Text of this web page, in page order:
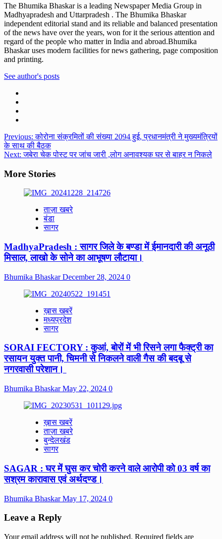
The Bhumika Bhaskar is a leading Newspaper Media Group in
Madhyapradesh and Uttarpradesh . The Bhumika Bhaskar
independent editorial stand and its reliable and balanced presentation
of the news have over the years, won for it the serious attention and
regard of the people who matter in India and abroad.Bhumika
Bhaskar uses modern facilities for news gathering, page composition
and printing.
See author's posts
Post
navigation
Previous:कोरोना संक्रमितों की संख्या 2094 हुई, प्रधानमंत्री ने मुख्यमंत्रियों
के साथ की बैठक
Next:जबेरा चेक पोस्ट पर जांच जारी ,लोग अनावश्यक घर से बाहर न निकले
More Stories
ताज़ा खबरे
बंडा
सागर
MadhyaPradesh : सागर जिले के बण्डा में ईमानदारी की अनूठी
मिसाल, लाखो के सोने का आभूषण लौटाया।
Bhumika BhaskarDecember 28, 2024 0
ख़ास खबरें
मध्यप्रदेश
सागर
SORAI FECTORY : कुआं, बोरों में भी रिसने लगा फैक्ट्री का
रसायन युक्त पानी, चिमनी से निकलने वाली गैस की बदबू से
नगरवासी परेशान।
Bhumika BhaskarMay 22, 2024 0
ख़ास खबरें
ताज़ा खबरे
बुन्देलखंड
सागर
SAGAR : घर में घुस कर चोरी करने वाले आरोपी को 03 वर्ष का
सश्रम कारावास एवं अर्थदण्ड।
Bhumika BhaskarMay 17, 2024 0
Leave a Reply
Your email address will not be published. Required fields are